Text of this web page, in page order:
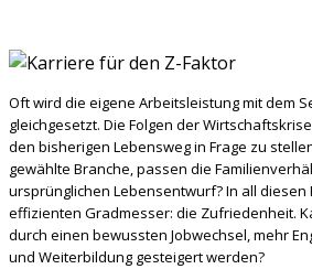
Oft wird die eigene Arbeitsleistung mit dem
gleichgesetzt. Die Folgen der
den bisherigen Lebensweg in Frage zu
gewählte Branche, passen die
ursprünglichen Lebensentwurf? In all diesen
effizienten Gradmesser: die Zufriedenheit.
durch einen bewussten Jobwechsel, mehr
und Weiterbildung gesteigert werden?